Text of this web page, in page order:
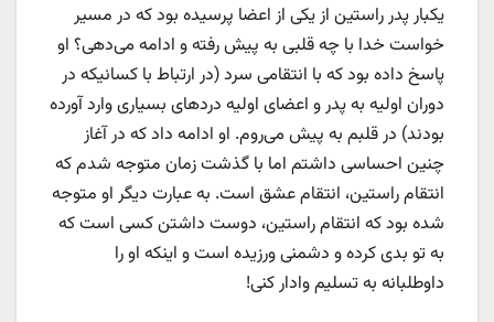
یکبار پدر راستین از یکی از اعضا پرسیده بود که در مسیر
خواست خدا با چه قلبی به پیش‌ رفته و ادامه می‌دهی؟ او
پاسخ داده بود که با انتقامی سرد (در ارتباط با کسانیکه در
دوران اولیه به پدر و اعضای اولیه دردهای بسیاری وارد آورده
بودند) در قلبم به پیش می‌روم. او ادامه داد که در آغاز
چنین احساسی داشتم اما با گذشت زمان متوجه شدم که
انتقام راستین، انتقام عشق است. به عبارت دیگر او متوجه
شده بود که انتقام راستین، دوست داشتن کسی است که
به تو بدی کرده و دشمنی ورزیده است و اینکه او را
داوطلبانه به تسلیم وادار کنی!